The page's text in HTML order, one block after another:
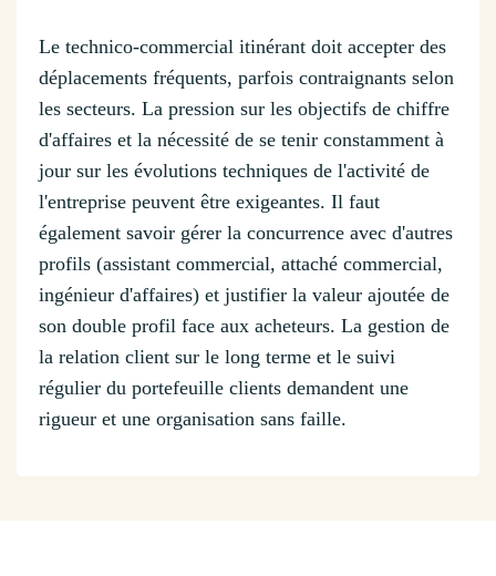
Le technico-commercial itinérant doit accepter des
déplacements fréquents, parfois contraignants selon
les secteurs. La pression sur les objectifs de chiffre
d'affaires et la nécessité de se tenir constamment à
jour sur les évolutions techniques de l'activité de
l'entreprise peuvent être exigeantes. Il faut
également savoir gérer la concurrence avec d'autres
profils (assistant commercial, attaché commercial,
ingénieur d'affaires) et justifier la valeur ajoutée de
son double profil face aux acheteurs. La gestion de
la relation client sur le long terme et le suivi
régulier du portefeuille clients demandent une
rigueur et une organisation sans faille.